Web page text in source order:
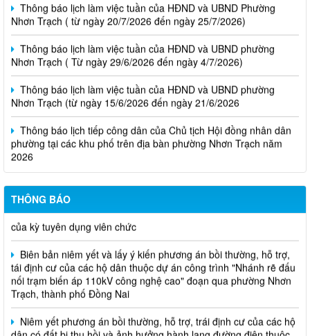
Thông báo lịch làm việc tuần của HĐND và UBND phường
Nhơn Trạch ( Từ ngày 29/6/2026 đến ngày 4/7/2026)
Thông báo lịch làm việc tuần của HĐND và UBND phường
Nhơn Trạch (từ ngày 15/6/2026 đến ngày 21/6/2026
Thông báo lịch tiếp công dân của Chủ tịch Hội đồng nhân dân
phường tại các khu phố trên địa bàn phường Nhơn Trạch năm
2026
THÔNG BÁO
Niêm yết phương án bồi thường, hỗ trợ, tái định cư
của kỳ tuyên dụng viên chức
Biên bản niêm yết và lấy ý kiến phương án bồi thường, hỗ trợ,
tái định cư của các hộ dân thuộc dự án công trình "Nhánh rẽ đấu
nối trạm biến áp 110kV công nghệ cao" đoạn qua phường Nhơn
Trạch, thành phố Đồng Nai
Niêm yết phương án bồi thường, hỗ trợ, trái định cư của các hộ
dân có đất bị thu hồi và ảnh hưởng hành lang đường điện thuộc
dự án Đường dây 220kV nhà máy điện Nhơn Trạch 3- Trạm biến
áp kV Long Thành